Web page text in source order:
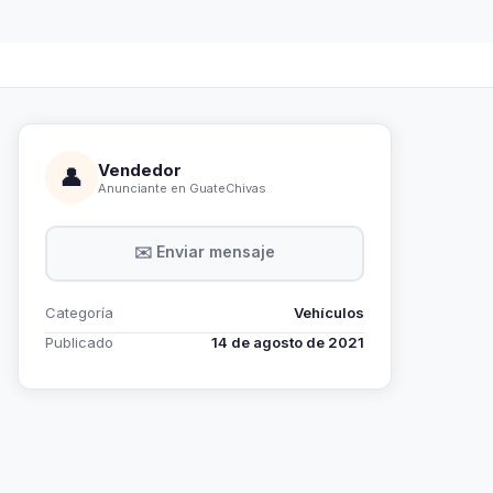
👤 Vendedor
Anunciante en GuateChivas
✉️ Enviar mensaje
Categoría
Vehículos
Publicado
14 de agosto de 2021